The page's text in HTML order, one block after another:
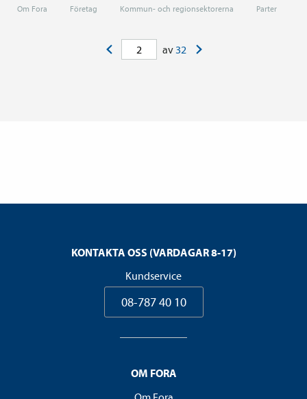
Om Fora Företag Kommun- och regionsektorerna Parter
av32
KONTAKTA OSS (VARDAGAR 8-17)
Kundservice
08-787 40 10
OM FORA